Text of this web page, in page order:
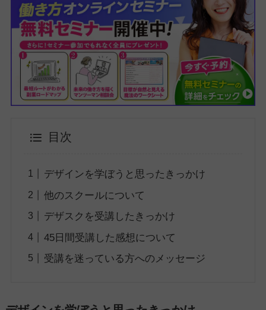
目次
デザインを学ぼうと思ったきっかけ
他のスクールについて
デザスクを受講したきっかけ
45日間受講した感想について
受講を迷っている方へのメッセージ